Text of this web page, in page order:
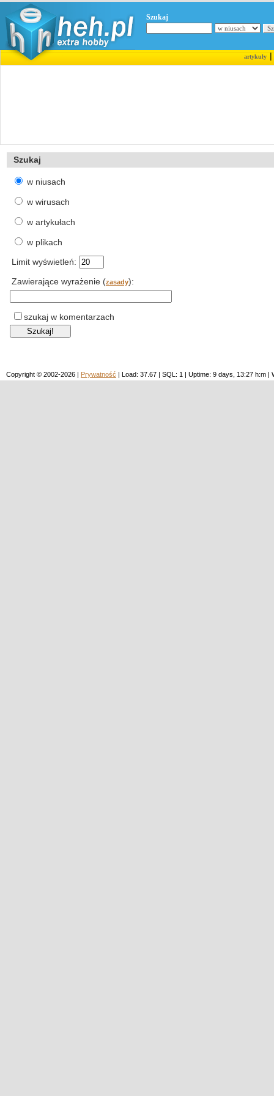
Szukaj
artykuły|
Szukaj
w niusach
w wirusach
w artykułach
w plikach
Limit wyświetleń:
Zawierające wyrażenie (zasady):
szukaj w komentarzach
Copyright © 2002-2026 | Prywatność | Load: 37.67 | SQL: 1 | Uptime: 9 days, 13:27 h:m